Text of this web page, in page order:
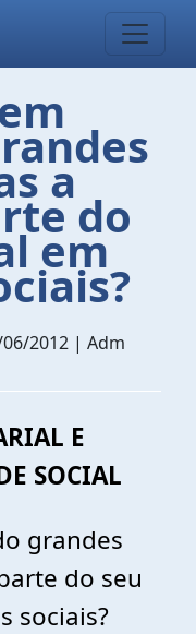
a
do
em
2012 | Adm
E
SOCIAL
grandes
do seu
sociais?